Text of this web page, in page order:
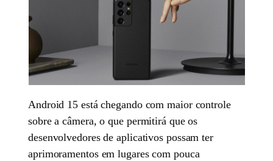
Android 15 está chegando com maior controle
sobre a câmera, o que permitirá que os
desenvolvedores de aplicativos possam ter
aprimoramentos em lugares com pouca